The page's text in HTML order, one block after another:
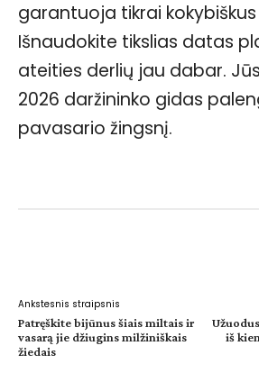
garantuoja tikrai kokybiškus
Išnaudokite tikslias datas
ateities derlių jau dabar.
2026 daržininko gidas
pavasario žingsnį.
Ankstesnis straipsnis
Patręškite bijūnus šiais miltais ir
vasarą jie džiugins milžiniškais
žiedais
iš